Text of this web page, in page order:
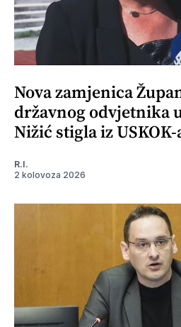
Nova zamjenica
državnog odvjetnika
Nižić stigla iz USKOK-
R.I.
2 kolovoza 2026